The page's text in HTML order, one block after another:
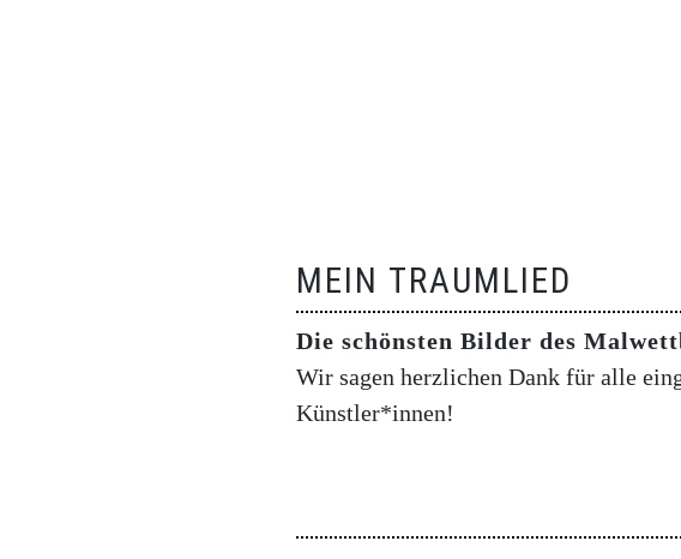
MEIN TRAUMLIED
Die schönsten Bilder des
Wir sagen herzlichen Dank für alle
Künstler*innen!